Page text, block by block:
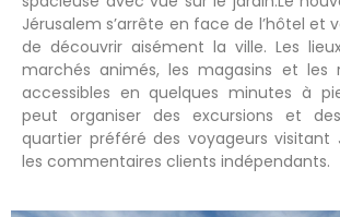
Jérusalem s’arrête en face de l’hôtel et
de découvrir aisément la ville. Les
marchés animés, les magasins et les
accessibles en quelques minutes à
peut organiser des excursions et des
quartier préféré des voyageurs visitant
les commentaires clients indépendants.